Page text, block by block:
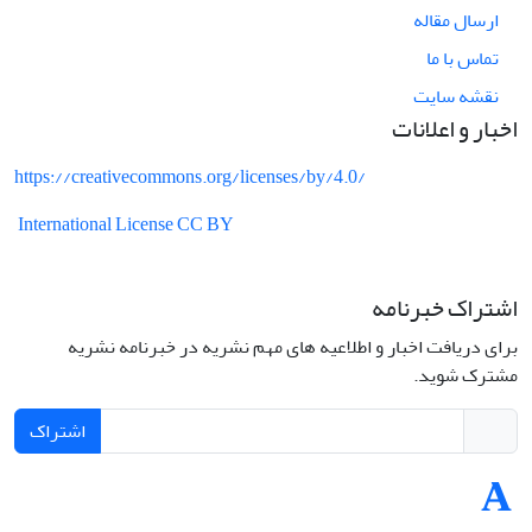
ارسال مقاله
تماس با ما
نقشه سایت
اخبار و اعلانات
https://creativecommons.org/licenses/by/4.0/
International License CC BY
اشتراک خبرنامه
برای دریافت اخبار و اطلاعیه های مهم نشریه در خبرنامه نشریه
مشترک شوید.
اشتراک